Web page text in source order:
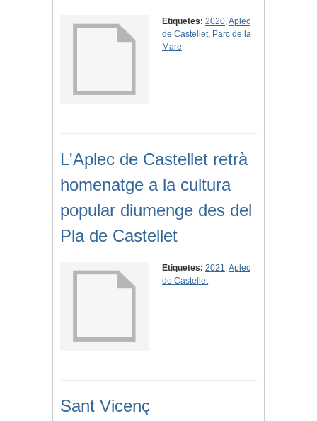
Etiquetes: 2020,Aplec
de Castellet, Parc de la
Mare
L'Aplec de Castellet retrà
homenatge a la cultura
popular diumenge des del
Pla de Castellet
Etiquetes: 2021,Aplec
de Castellet
Sant Vicenç